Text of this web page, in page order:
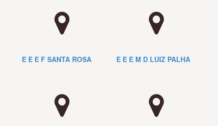
E E E F SANTA ROSA E E E M D LUIZ PALHA